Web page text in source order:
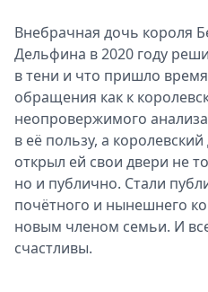
Внебрачная дочь короля
Дельфина в 2020 году
в тени и что пришло
обращения как к
неопровержимого
в её пользу, а
открыл ей свои двери не
но и публично. Стали
почётного и нынешнего
новым членом семьи. И
счастливы.